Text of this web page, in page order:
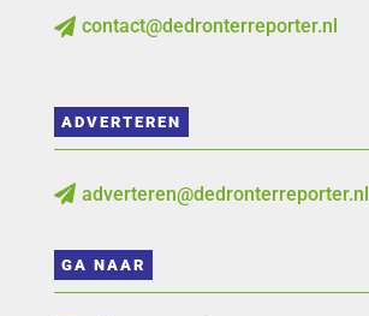
 contact@dedronterreporter.nl
ADVERTEREN
 adverteren@dedronterreporter.nl
GA NAAR